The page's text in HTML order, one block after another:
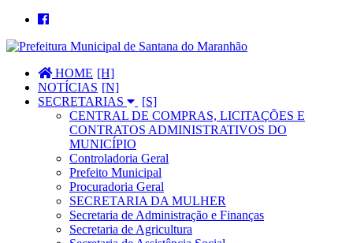
HOME
NOTÍCIAS
SECRETARIAS
CENTRAL DE COMPRAS, LICITAÇÕES E
CONTRATOS ADMINISTRATIVOS DO
MUNICÍPIO
Controladoria Geral
Prefeito Municipal
Procuradoria Geral
SECRETARIA DA MULHER
Secretaria de Administração e Finanças
Secretaria de Agricultura